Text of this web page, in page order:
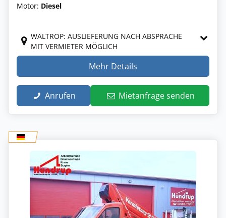
Motor: Diesel
WALTROP: AUSLIEFERUNG NACH ABSPRACHE
MIT VERMIETER MÖGLICH
Mehr Details
Anrufen Mietanfrage senden